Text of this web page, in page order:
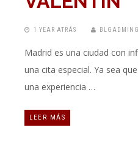
1 YEAR ATRÁS
Madrid es una ciudad con
una cita especial. Ya sea
una experiencia …
LEER MÁS